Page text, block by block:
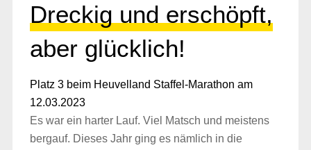
Dreckig und erschöpft,
aber glücklich!
Platz 3 beim Heuvelland Staffel-Marathon am
12.03.2023
Es war ein harter Lauf. Viel Matsch und meistens
bergauf. Dieses Jahr ging es nämlich in die